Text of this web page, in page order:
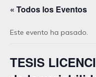
« Todos los Eventos
Este evento ha pasado.
TESIS